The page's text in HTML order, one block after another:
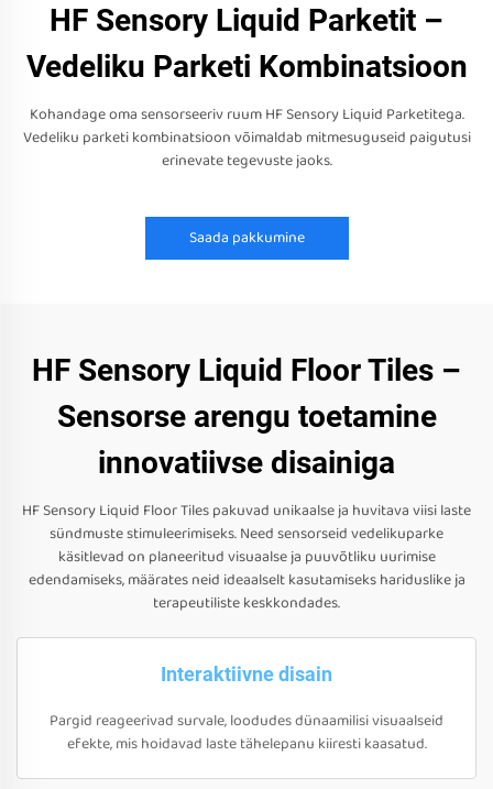
HF Sensory Liquid Parketit –
Vedeliku Parketi Kombinatsioon
Kohandage oma sensorseeriv ruum HF Sensory Liquid Parketitega.
Vedeliku parketi kombinatsioon võimaldab mitmesuguseid paigutusi
erinevate tegevuste jaoks.
Saada pakkumine
HF Sensory Liquid Floor Tiles –
Sensorse arengu toetamine
innovatiivse disainiga
HF Sensory Liquid Floor Tiles pakuvad unikaalse ja huvitava viisi laste
sündmuste stimuleerimiseks. Need sensorseid vedelikuparke
käsitlevad on planeeritud visuaalse ja puuvõtliku uurimise
edendamiseks, määrates neid ideaalselt kasutamiseks hariduslike ja
terapeutiliste keskkondades.
Interaktiivne disain
Pargid reageerivad survale, loodudes dünaamilisi visuaalseid
efekte, mis hoidavad laste tähelepanu kiiresti kaasatud.